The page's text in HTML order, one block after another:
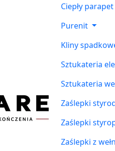
Ciepły parapet
Purenit
Kliny
Sztukateria
Sztukateria
Zaślepki
Zaślepki
Zaślepki z